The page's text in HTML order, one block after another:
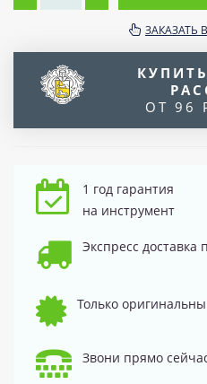
ЗАКАЗАТЬ
ОТ 96
1 год гарантия
на инструмент
Экспресс доставка
Только
Звони прямо